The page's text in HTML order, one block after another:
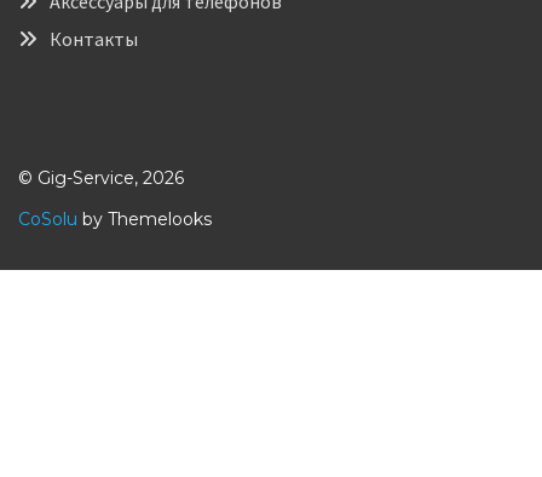
Контакты
© Gig-Service, 2026
CoSolu by Themelooks